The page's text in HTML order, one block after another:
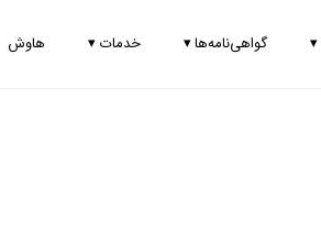
▾ گواهی‌نامه‌ها▾ خدمات▾ هاوش